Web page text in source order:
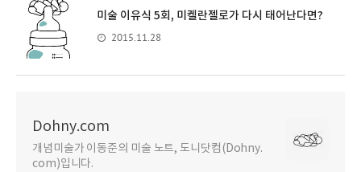
미술 이유식 5회, 미켈란젤로가 다시 태어난다면?
2015.11.28
Dohny.com
개념미술가 이동준의 미술 노트, 도니닷컴(Dohny.
com)입니다.